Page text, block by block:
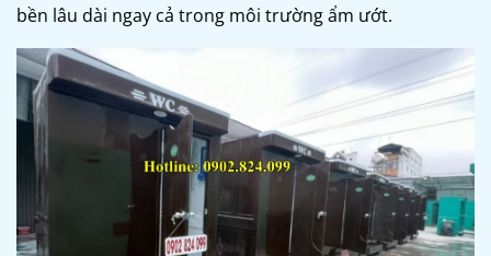
bền lâu dài ngay cả trong môi trường ẩm ướt.